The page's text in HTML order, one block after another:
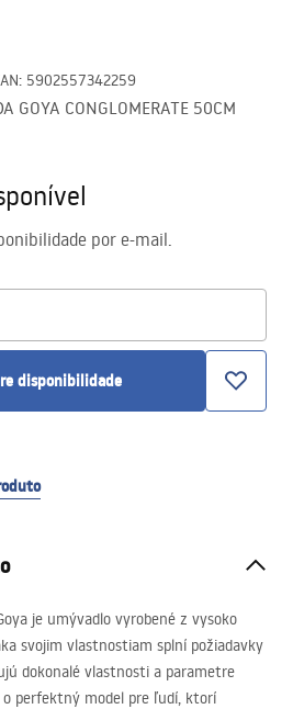
: 5902557342259
GOYA CONGLOMERATE 50CM
por e-mail.
disponibilidade
je umývadlo vyrobené z vysoko
svojim vlastnostiam splní požiadavky
dokonalé vlastnosti a parametre
o perfektný model pre ľudí, ktorí